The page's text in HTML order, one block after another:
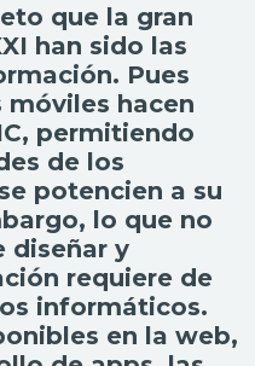
que la gran
han sido las
Pues
móviles hacen
permitiendo
de los
potencien a su
lo que no
diseñar y
requiere de
informáticos.
en la web,